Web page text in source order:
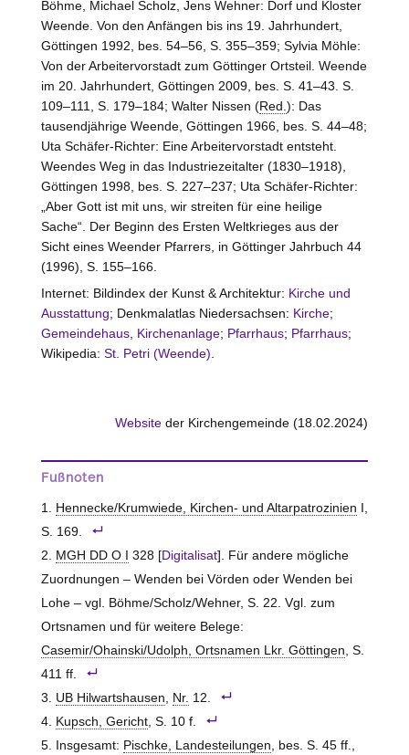
Böhme, Michael Scholz, Jens Wehner: Dorf und Kloster
Weende. Von den Anfängen bis ins 19. Jahrhundert,
Göttingen 1992, bes. 54–56, S. 355–359; Sylvia Möhle:
Von der Arbeitervorstadt zum Göttinger Ortsteil. Weende
im 20. Jahrhundert, Göttingen 2009, bes. S. 41–43. S.
109–111, S. 179–184; Walter Nissen (Red. ): Das
tausendjährige Weende, Göttingen 1966, bes. S. 44–48;
Uta Schäfer-Richter: Eine Arbeitervorstadt entsteht.
Weendes Weg in das Industriezeitalter (1830–1918),
Göttingen 1998, bes. S. 227–237; Uta Schäfer-Richter:
„Aber Gott ist mit uns, wir streiten für eine heilige
Sache“. Der Beginn des Ersten Weltkrieges aus der
Sicht eines Weender Pfarrers, in Göttinger Jahrbuch 44
(1996), S. 155–166.
Internet: Bildindex der Kunst & Architektur: Kirche und
Ausstattung; Denkmalatlas Niedersachsen: Kirche;
Gemeindehaus, Kirchenanlage; Pfarrhaus; Pfarrhaus;
Wikipedia: St. Petri (Weende)
Website der Kirchengemeinde (18.02.2024)
Fußnoten
Hennecke/Krumwiede, Kirchen- und Altarpatrozinien I,
S. 169.
MGH DD O I
328 [Digitalisat]. Für andere mögliche
Zuordnungen – Wenden bei Vörden oder Wenden bei
Lohe – vgl. Böhme/Scholz/Wehner, S. 22. Vgl. zum
Ortsnamen und für weitere Belege:
Casemir/Ohainski/Udolph, Ortsnamen Lkr. Göttingen, S.
411 ff.
UB Hilwartshausen, Nr. 12.
Kupsch, Gericht, S. 10 f.
Insgesamt: Pischke, Landesteilungen, bes. S. 45 ff.,